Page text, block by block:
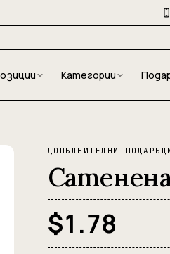
Категории
ДОПЪЛНИТЕЛНИ
$1.78